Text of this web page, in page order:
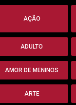
AÇÃO
ADULTO
AMOR DE MENINOS
ARTE